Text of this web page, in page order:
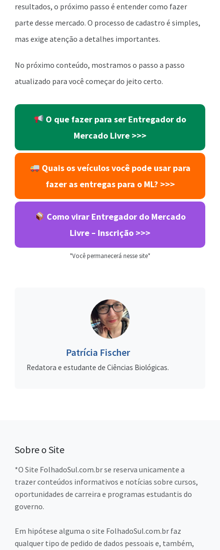
resultados, o próximo passo é entender como fazer
parte desse mercado. O processo de cadastro é simples,
mas exige atenção a detalhes importantes.
No próximo conteúdo, mostramos o passo a passo
atualizado para você começar do jeito certo.
O que fazer para ser Entregador do
Mercado Livre >>>
Quais os veículos você pode usar para
fazer as entregas para o ML? >>>
Como virar Entregador do Mercado
Livre – Inscrição >>>
*Você permanecerá nesse site*
Patrícia Fischer
Redatora e estudante de Ciências Biológicas.
Sobre o Site
*O Site FolhadoSul.com.br se reserva unicamente a
trazer conteúdos informativos e notícias sobre cursos,
oportunidades de carreira e programas estudantis do
governo.
Em hipótese alguma o site FolhadoSul.com.br faz
qualquer tipo de pedido de dados pessoais e, também,